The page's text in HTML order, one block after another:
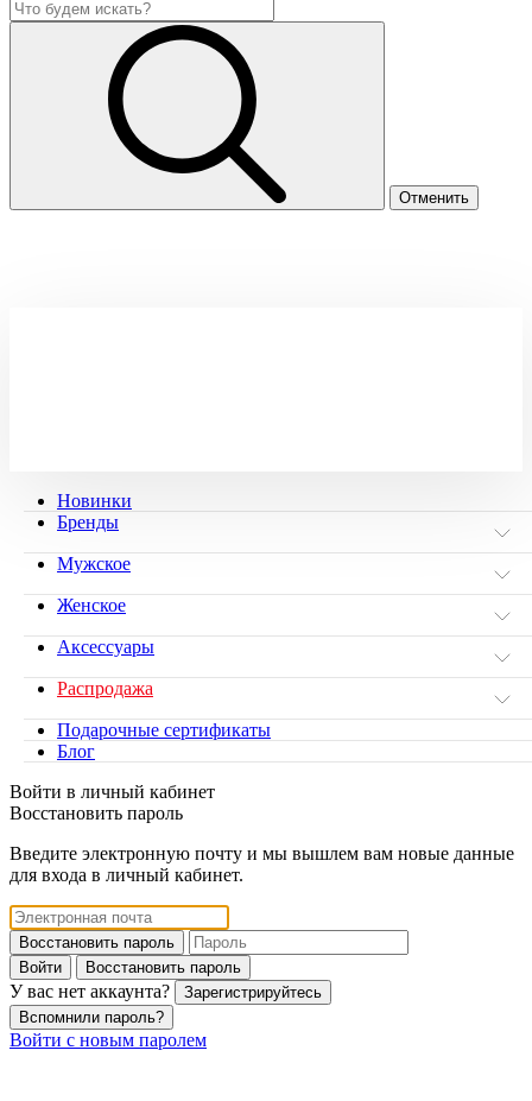
Новинки
Бренды
Мужское
Женское
Аксессуары
Распродажа
Подарочные сертификаты
Блог
Войти в личный кабинет
Восстановить пароль
Введите электронную почту и мы вышлем вам новые данные
для входа в личный кабинет.
Восстановить пароль
Войти
Восстановить пароль
У вас нет аккаунта?
Зарегистрируйтесь
Вспомнили пароль?
Войти с новым паролем